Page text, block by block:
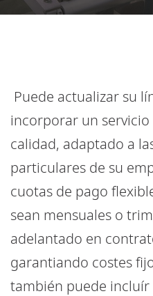
Puede actualizar su
incorporar un
calidad, adaptado a
particulares de su
cuotas de pago
sean mensuales o
adelantado en
garantiando costes
también puede